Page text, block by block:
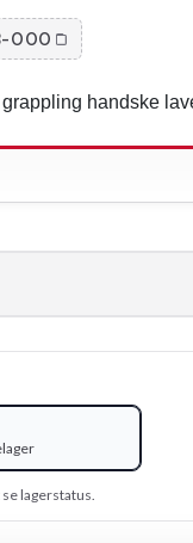
000
grappling handske
lagerstatus.